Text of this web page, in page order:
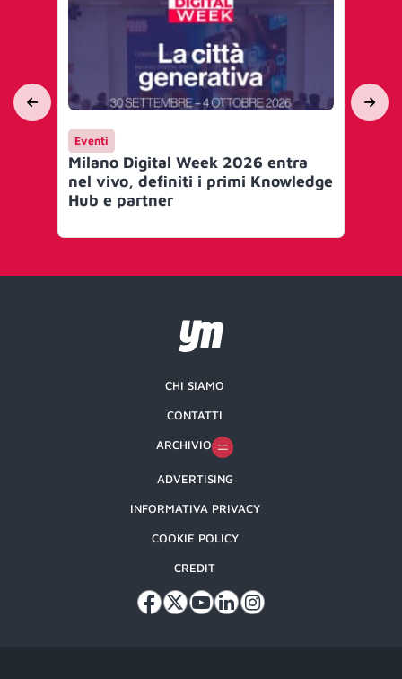
Eventi
Milano Digital Week 2026 entra
nel vivo, definiti i primi Knowledge
Hub e partner
CHI SIAMO
CONTATTI
ARCHIVIO
ADVERTISING
INFORMATIVA PRIVACY
COOKIE POLICY
CREDIT